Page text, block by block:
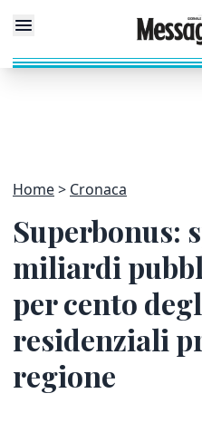
Home Cronaca
Superbonus:
miliardi
per cento
residenziali
regione